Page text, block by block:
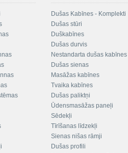
Dušas Kabīnes - Komplekti
Dušas stūri
Duškabīnes
Dušas durvis
Nestandarta dušas kabīnes
Dušas sienas
Masāžas kabīnes
Tvaika kabīnes
Dušas paliktņi
Ūdensmasāžas paneļi
Sēdekļi
Tīrīšanas līdzekļi
Sienas nišas rāmji
Dušas profili